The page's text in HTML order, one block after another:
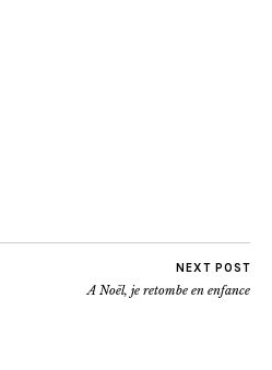
NEXT POST
A Noël, je retombe en enfance